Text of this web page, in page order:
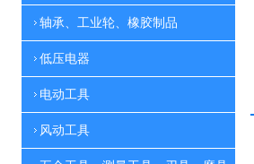
轴承、工业轮、橡胶制品
低压电器
电动工具
风动工具